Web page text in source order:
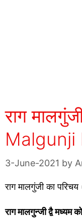
राग
Malgunji
3-June-2021 by
राग मालगुंजी का
राग मालगुन्जी द्वै मध्यम